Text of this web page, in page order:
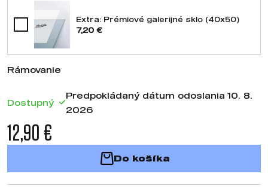
Rámovanie
Extra: Prémiové galerijné sklo (40x50)
7,20 €
Dostupný
Predpokládaný dátum odoslania 10. 8.
2026
12,90 €
Do košíka